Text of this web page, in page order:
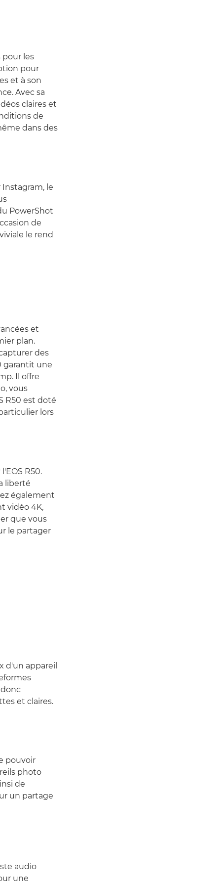
les
pour
et à son
Avec sa
claires et
de
dans des
le
PowerShot
de
le rend
et
plan.
des
garantit une
Il offre
vous
R50 est doté
lors
R50.
liberté
également
vidéo 4K,
que vous
le partager
d'un appareil
et claires.
pouvoir
photo
de
un partage
audio
une